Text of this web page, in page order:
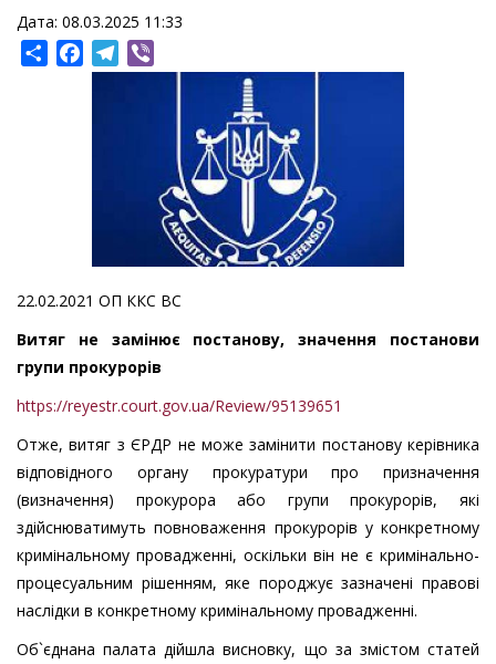
Дата: 08.03.2025 11:33
ShareFacebookTelegram
22.02.2021 ОП ККС ВС
Витяг не замінює постанову, значення постанови
групи прокурорів
https://reyestr.court.gov.ua/Review/95139651
Отже, витяг з ЄРДР не може замінити постанову керівника
відповідного органу прокуратури про призначення
(визначення) прокурора або групи прокурорів, які
здійснюватимуть повноваження прокурорів у конкретному
кримінальному провадженні, оскільки він не є кримінально-
процесуальним рішенням, яке породжує зазначені правові
наслідки в конкретному кримінальному провадженні.
Об`єднана палата дійшла висновку, що за змістом статей